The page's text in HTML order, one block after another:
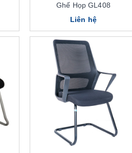
Ghế Họp GL408
Liên hệ